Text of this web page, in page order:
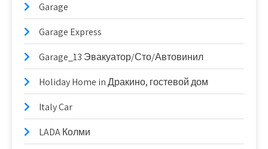
Garage
Garage Express
Garage_13 Эвакуатор/Сто/Автовинил
Holiday Home in Дракино, гостевой дом
Italy Car
LADA Колми